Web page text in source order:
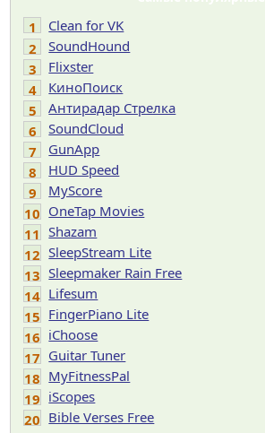
1
Clean for VK
2
SoundHound
3
Flixster
4
КиноПоиск
5
Антирадар Стрелка
6
SoundCloud
7
GunApp
8
HUD Speed
9
MyScore
10 OneTap Movies
11 Shazam
12 SleepStream Lite
13 Sleepmaker Rain Free
14 Lifesum
15 FingerPiano Lite
16 iChoose
17 Guitar Tuner
18 MyFitnessPal
19 iScopes
20 Bible Verses Free